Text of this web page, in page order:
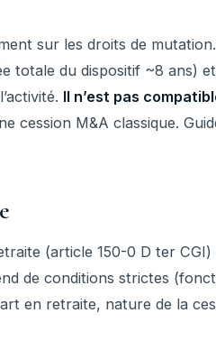
sur les droits de
totale du dispositif ~8 ans) et
Il n’est pas
cession M&A classique.
(article 150-0 D ter CGI)
de conditions strictes
en retraite, nature de la